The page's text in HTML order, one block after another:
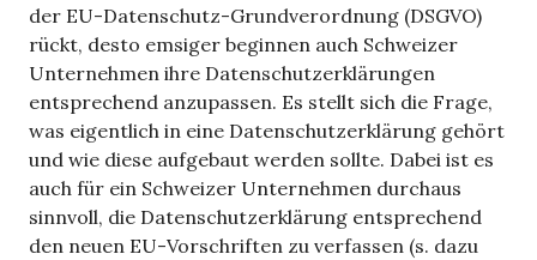
der EU-Datenschutz-Grundverordnung (DSGVO)
rückt, desto emsiger beginnen auch Schweizer
Unternehmen ihre Datenschutzerklärungen
entsprechend anzupassen. Es stellt sich die Frage,
was eigentlich in eine Datenschutzerklärung gehört
und wie diese aufgebaut werden sollte. Dabei ist es
auch für ein Schweizer Unternehmen durchaus
sinnvoll, die Datenschutzerklärung entsprechend
den neuen EU-Vorschriften zu verfassen (s. dazu